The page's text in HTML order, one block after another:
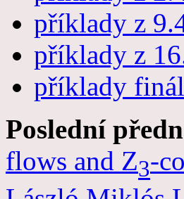
příklady z
příklady z
příklady
Poslední
flows and Z3-